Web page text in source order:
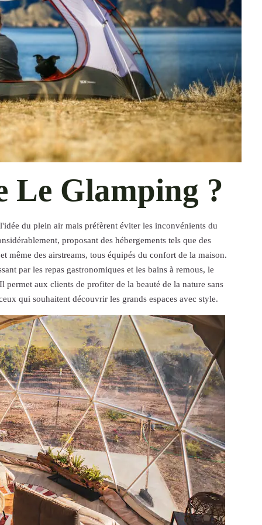
Le Glamping ?
du plein air mais préfèrent éviter les inconvénients du
proposant des hébergements tels que des
même des airstreams, tous équipés du confort de la maison.
par les repas gastronomiques et les bains à remous, le
aux clients de profiter de la beauté de la nature sans
qui souhaitent découvrir les grands espaces avec style.